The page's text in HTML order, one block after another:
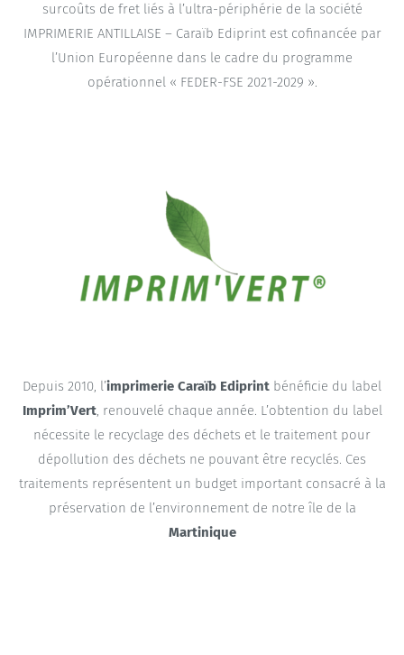
surcoûts de fret liés à l’ultra-périphérie de la société
IMPRIMERIE ANTILLAISE – Caraïb Ediprint est cofinancée par
l’Union Européenne dans le cadre du programme
opérationnel « FEDER-FSE 2021-2029 ».
Depuis 2010, l’imprimerie Caraïb Ediprint bénéficie du label
Imprim’Vert, renouvelé chaque année. L’obtention du label
nécessite le recyclage des déchets et le traitement pour
dépollution des déchets ne pouvant être recyclés. Ces
traitements représentent un budget important consacré à la
préservation de l’environnement de notre île de la
Martinique